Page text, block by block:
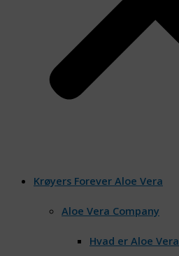
Krøyers Forever Aloe Vera
Aloe Vera Company
Hvad er Aloe Vera